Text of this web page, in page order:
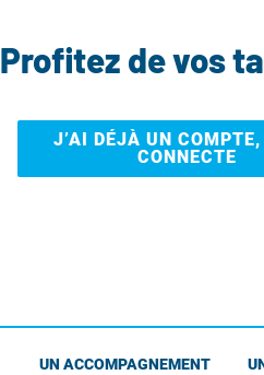
Profitez de vos
J’AI DÉJÀ UN
CONNECTE
UN ACCOMPAGNEMENT